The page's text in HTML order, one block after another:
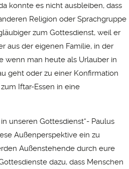
konnte es nicht ausbleiben, dass
Religion oder Sprachgruppe
zum Gottesdienst, weil er
aus der eigenen Familie, in der
wenn man heute als Urlauber in
geht oder zu einer Konfirmation
Iftar-Essen in eine
unseren Gottesdienst“- Paulus
Außenperspektive ein zu
Außenstehende durch eure
dazu, dass Menschen